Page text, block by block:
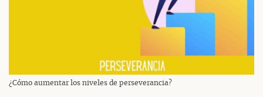
¿Cómo aumentar los niveles de perseverancia?